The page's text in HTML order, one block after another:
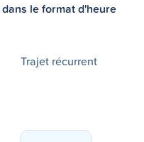
dans le format d'heure
Trajet récurrent